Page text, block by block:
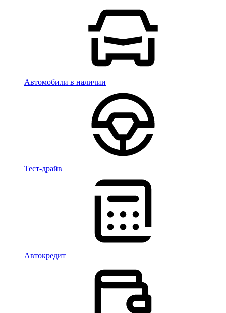
Автомобили в наличии
Тест-драйв
Автокредит